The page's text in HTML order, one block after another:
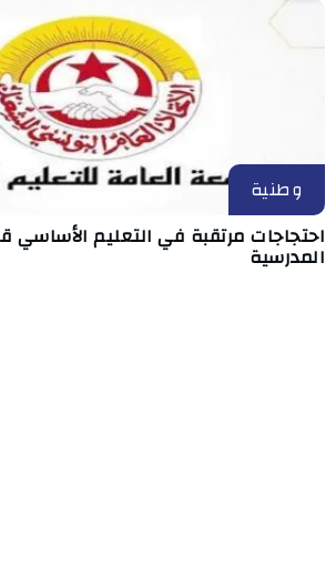
وطنية
احتجاجات مرتقبة في التعليم الأساسي
المدرسية